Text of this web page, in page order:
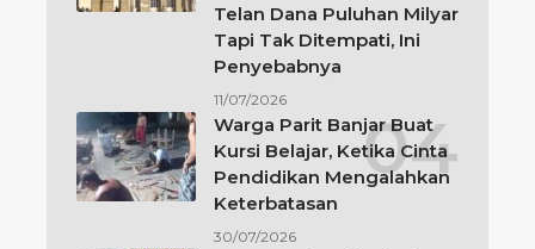
Telan Dana Puluhan Milyar
Tapi Tak Ditempati, Ini
Penyebabnya
11/07/2026
Warga Parit Banjar Buat
Kursi Belajar, Ketika Cinta
Pendidikan Mengalahkan
Keterbatasan
30/07/2026